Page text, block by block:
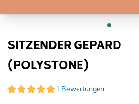
SITZENDER GEPARD
(POLYSTONE)
1 Bewertungen